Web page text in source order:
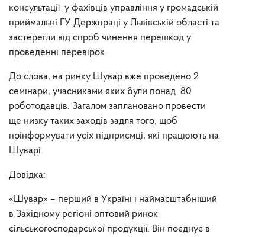
консультації у фахівців управління у громадській
приймальні ГУ Держпраці у Львівській області та
застерегли від спроб чинення перешкод у
проведенні перевірок.
До слова, на ринку Шувар вже проведено 2
семінари, учасниками яких були понад 80
роботодавців. Загалом заплановано провести
ще низку таких заходів задля того, щоб
поінформувати усіх підприємці, які працюють на
Шуварі.
Довідка:
«Шувар» – перший в Україні і наймасштабніший
в Західному регіоні оптовий ринок
сільськогосподарської продукції. Він поєднує в